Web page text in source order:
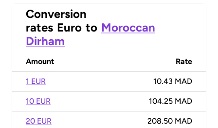
Conversion
rates Euro to Moroccan
Dirham
Amount Rate
1 EUR 10.43 MAD
10 EUR 104.25 MAD
20 EUR 208.50 MAD